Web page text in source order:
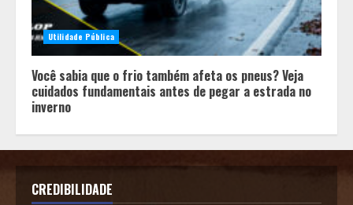
Utilidade Pública
Você sabia que o frio também afeta os pneus? Veja
cuidados fundamentais antes de pegar a estrada no
inverno
CREDIBILIDADE